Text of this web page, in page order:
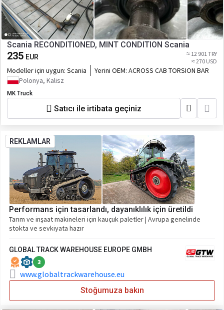
Scania RECONDITIONED, MINT CONDITION Scania
235 EUR
≈ 12 901 TRY
≈ 270 USD
Modeller için uygun: Scania Yerini OEM: ACROSS CAB TORSION BAR
Polonya, Kalisz
MK Truck
Satıcı ile irtibata geçiniz
REKLAMLAR
Performans için tasarlandı, dayanıklılık için üretildi
Tarım ve inşaat makineleri için kauçuk paletler | Avrupa genelinde
stokta ve sevkiyata hazır
GLOBAL TRACK WAREHOUSE EUROPE GMBH
3
www.globaltrackwarehouse.eu
Stoğumuza bakın